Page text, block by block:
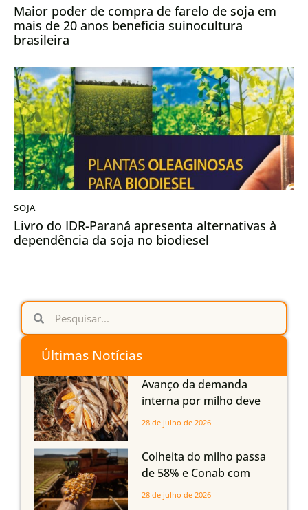
Maior poder de compra de farelo de soja em
mais de 20 anos beneficia suinocultura
brasileira
SOJA
Livro do IDR-Paraná apresenta alternativas à
dependência da soja no biodiesel
Últimas Notícias
Avanço da demanda
interna por milho deve
compensar aumento da
em Mato Grosso, aponta
Imea
28 de julho de 2026
Colheita do milho passa
de 58% e Conab com
boas produtividades em
28 de julho de 2026